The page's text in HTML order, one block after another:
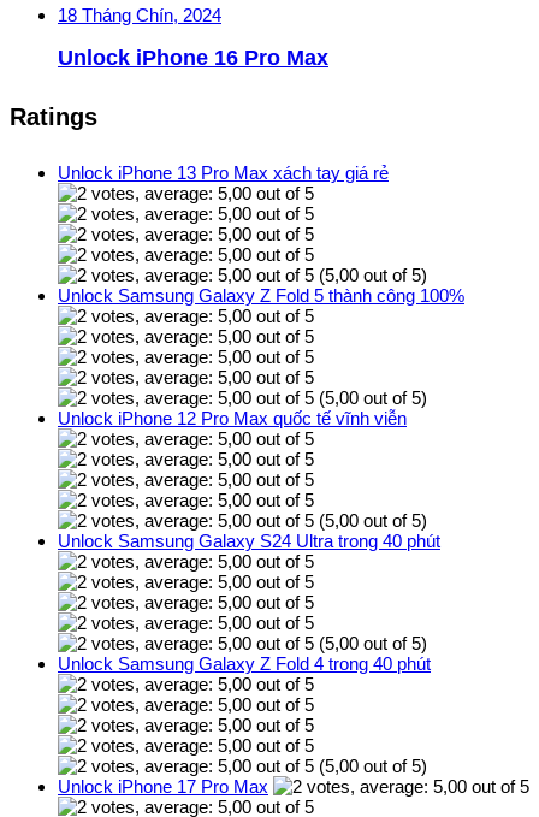
18 Tháng Chín, 2024
Unlock iPhone 16 Pro Max
Ratings
Unlock iPhone 13 Pro Max xách tay giá rẻ
(5,00 out of 5)
Unlock Samsung Galaxy Z Fold 5 thành công 100%
(5,00 out of 5)
Unlock iPhone 12 Pro Max quốc tế vĩnh viễn
(5,00 out of 5)
Unlock Samsung Galaxy S24 Ultra trong 40 phút
(5,00 out of 5)
Unlock Samsung Galaxy Z Fold 4 trong 40 phút
(5,00 out of 5)
Unlock iPhone 17 Pro Max